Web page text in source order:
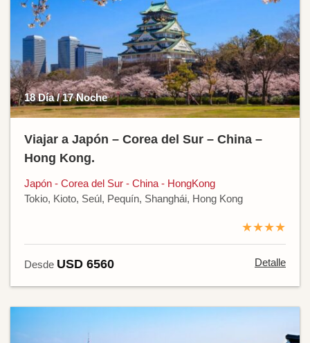
18 Día / 17 Noche
Viajar a Japón – Corea del Sur – China –
Hong Kong.
Japón - Corea del Sur - China - HongKong
Tokio, Kioto, Seúl, Pequín, Shanghái, Hong Kong
★★★★
Desde USD 6560 Detalle